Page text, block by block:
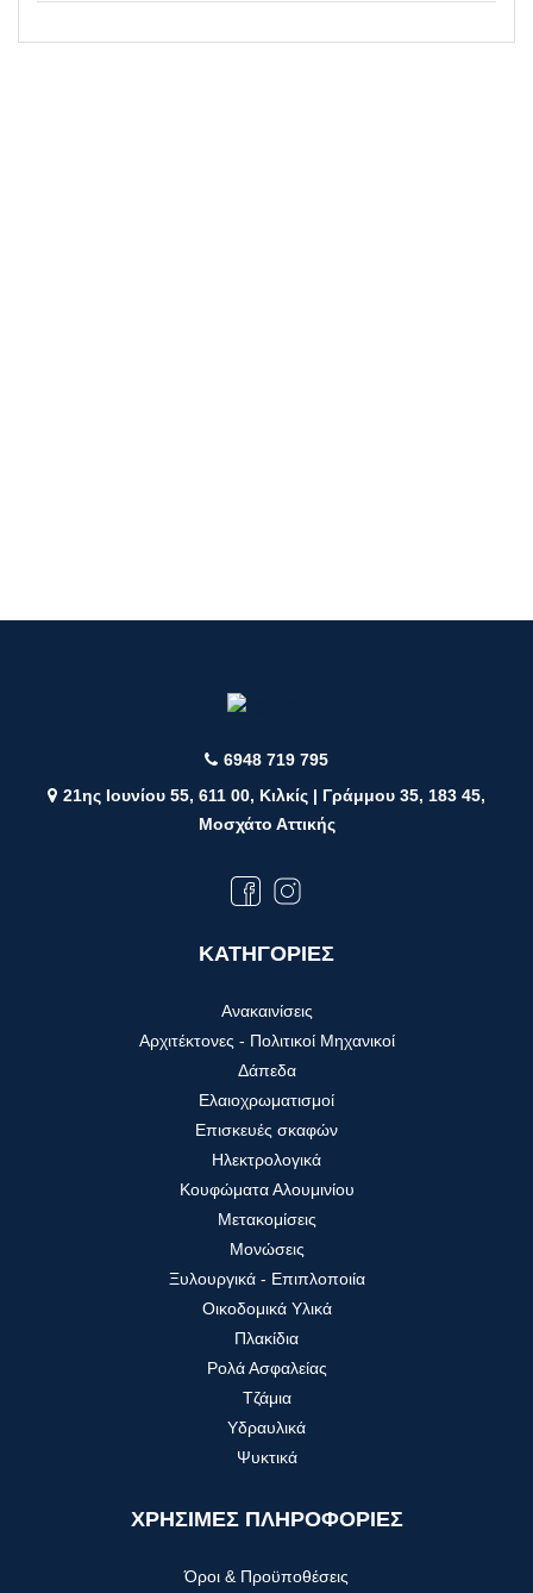
6948 719 795
21ης Ιουνίου 55, 611 00, Κιλκίς | Γράμμου 35, 183 45,
Μοσχάτο Αττικής
ΚΑΤΗΓΟΡΙΕΣ
Ανακαινίσεις
Αρχιτέκτονες - Πολιτικοί Μηχανικοί
Δάπεδα
Ελαιοχρωματισμοί
Επισκευές σκαφών
Ηλεκτρολογικά
Κουφώματα Αλουμινίου
Μετακομίσεις
Μονώσεις
Ξυλουργικά - Επιπλοποιία
Οικοδομικά Υλικά
Πλακίδια
Ρολά Ασφαλείας
Τζάμια
Υδραυλικά
Ψυκτικά
ΧΡΗΣΙΜΕΣ ΠΛΗΡΟΦΟΡΙΕΣ
Όροι & Προϋποθέσεις